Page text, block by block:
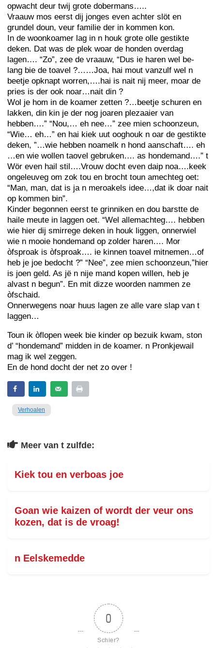
opwacht deur twij grote dobermans…..
Vraauw mos eerst dij jonges even achter slöt en
grundel doun, veur familie der in kommen kon.
In de woonkoamer lag in n houk grote olle gestikte
deken. Dat was de plek woar de honden overdag
lagen…. “Zo”, zee de vraauw, “Dus ie haren wel be-
lang bie de toavel ?……Joa, hai mout vanzulf wel n
beetje opknapt worren,….hai is nait nij meer, moar de
pries is der ook noar…nait din ?
Wol je hom in de koamer zetten ?…beetje schuren en
lakken, din kin je der nog joaren plezaaier van
hebben….” “Nou,… eh nee…” zee mien schoonzeun,
“Wie… eh…” en hai kiek uut ooghouk n oar de gestikte
deken, ”…wie hebben noamelk n hond aanschaft…. eh
…en wie wollen taovel gebruken…. as hondemand….” t
Wör even hail stil….Vrouw docht even daip noa….keek
ongeleuveg om zok tou en brocht toun amechteg oet:
“Man, man, dat is ja n meroakels idee…,dat ik doar nait
op kommen bin”.
Kinder begonnen eerst te grinniken en dou barstte de
haile meute in laggen oet. “Wel allemachteg…. hebben
wie hier dij smirrege deken in houk liggen, onnerwiel
wie n mooie hondemand op zolder haren…. Mor
òfsproak is òfsproak…. ie kinnen toavel mitnemen…of
heb je joe bedocht ?” “Nee”, zee mien schoonzeun,”hier
is joen geld. As jë n nije mand kopen willen, heb je
alvast n begun”. En mit dizze woorden nammen ze
òfschaid.
Onnerwegens noar huus lagen ze alle vare slap van t
laggen…
Toun ik òflopen week bie kinder op bezuik kwam, ston
d’ “hondemand” midden in de koamer. n Pronkjewail
mag ik wel zeggen.
En de hond docht der net zo over !
Verhoalen
Meer van t zulfde:
Kiek tou en verboas joe
Goan wie kaizen of wordt der veur ons
kozen, dat is de vroag!
n Eelskemedde
0
Schier?